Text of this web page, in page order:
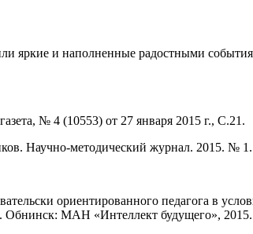
яркие и наполненные радостными
№ 4 (10553) от 27 января 2015 г., С.21.
Научно-методический журнал. 2015. №
ориентированного педагога в
Обнинск: МАН «Интеллект будущего»,